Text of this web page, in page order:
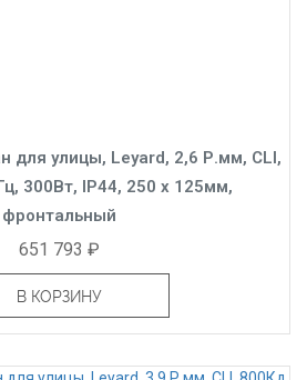
для улицы, Leyard, 2,6 Р.мм, CLI,
300Вт, IP44, 250 x 125мм,
фронтальный
651 793 ₽
В КОРЗИНУ